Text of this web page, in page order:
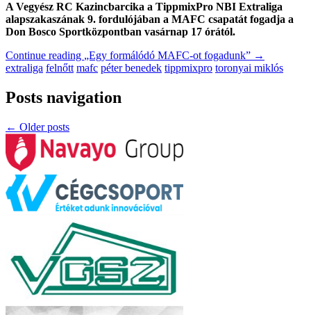
A Vegyész RC Kazincbarcika a TippmixPro NBI Extraliga
alapszakaszának 9. fordulójában a MAFC csapatát fogadja a
Don Bosco Sportközpontban vasárnap 17 órától.
Continue reading „Egy formálódó MAFC-ot fogadunk” →
extraliga felnőtt mafc péter benedek tippmixpro toronyai miklós
Posts navigation
← Older posts